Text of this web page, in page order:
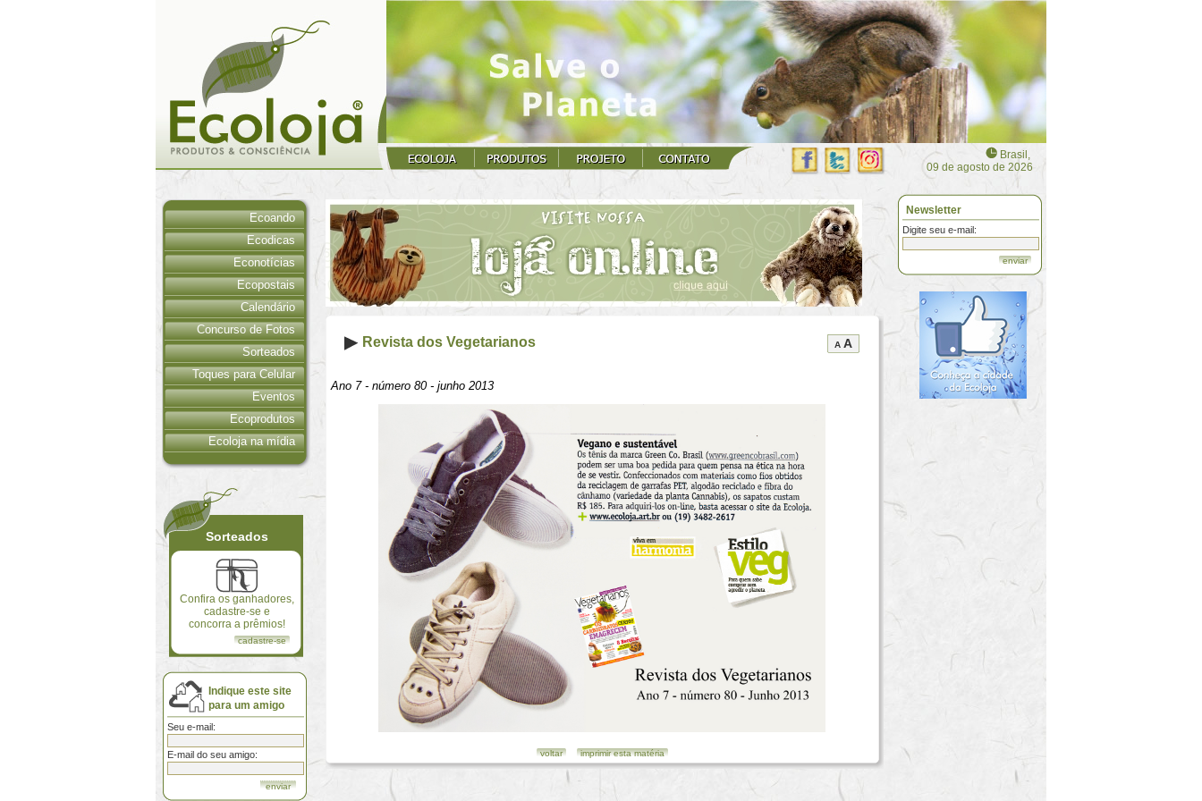
Brasil,
09 de agosto de 2026
Ecoando
Ecodicas
Econotícias
Ecopostais
Calendário
Concurso de Fotos
Sorteados
Toques para Celular
Eventos
Ecoprodutos
Ecoloja na mídia
Sorteados
Confira os ganhadores,
cadastre-se e
concorra a prêmios!
cadastre-se
Indique este site
para um amigo
Seu e-mail:
E-mail do seu amigo:
A A
Revista dos Vegetarianos
Ano 7 - número 80 - junho 2013
voltar imprimir esta matéria
Newsletter
Digite seu e-mail:
enviar